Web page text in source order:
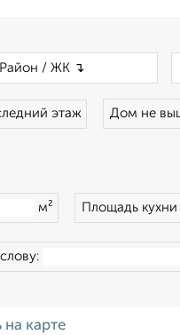
этаж Дом не
м² Площадь кухни
на карте